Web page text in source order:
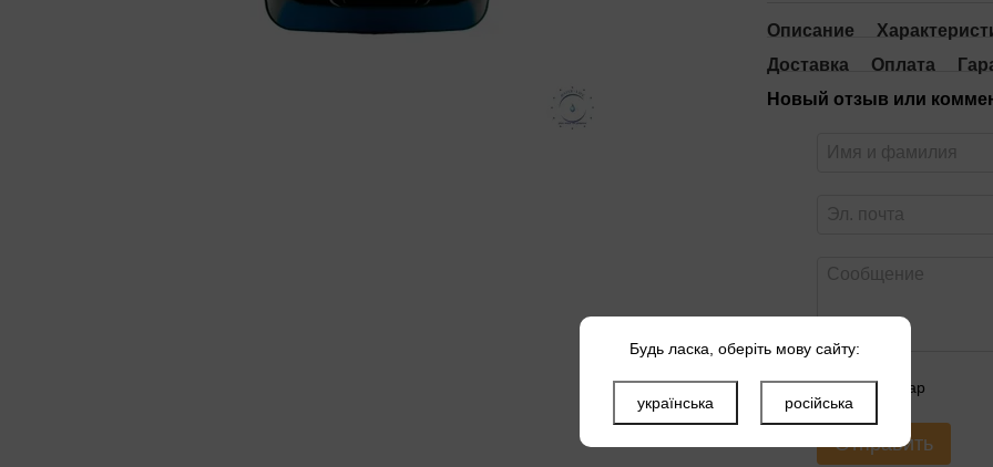
Описание
Доставка
Оплата
Новый отзыв или
Оцените товар
Отправить
Будь ласка, оберіть мову сайту:
українська російська